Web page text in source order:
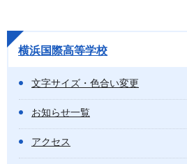
横浜国際高等学校
文字サイズ・色合い変更
お知らせ一覧
アクセス